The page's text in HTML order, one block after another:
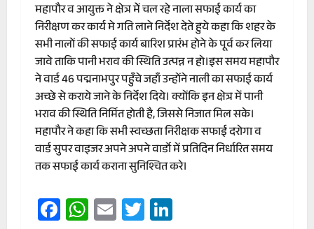
महापौर व आयुक्त ने क्षेत्र मेें चल रहे नाला सफाई कार्य का
निरीक्षण कर कार्य मे गति लाने निर्देश देते हुये कहा कि शहर के
सभी नालों की सफाई कार्य बारिश प्रारंभ होने के पूर्व कर लिया
जावे ताकि पानी भराव की स्थिति उत्पन्न न हो।इस समय महापौर
ने वार्ड 46 पद्मनाभपुर पहुँचे जहाँ उन्होंने नाली का सफाई कार्य
अच्छे से कराये जाने के निर्देश दिये। क्योंकि इन क्षेत्र में पानी
भराव की स्थिति निर्मित होती है, जिससे निजात मिल सके।
महापौर ने कहा कि सभी स्वच्छता निरीक्षक सफाई दरोगा व
वार्ड सुपर वाइजर अपने अपने वार्डो में प्रतिदिन निर्धारित समय
तक सफाई कार्य कराना सुनिश्चित करे।
Facebook
WhatsApp
EmailTwitter